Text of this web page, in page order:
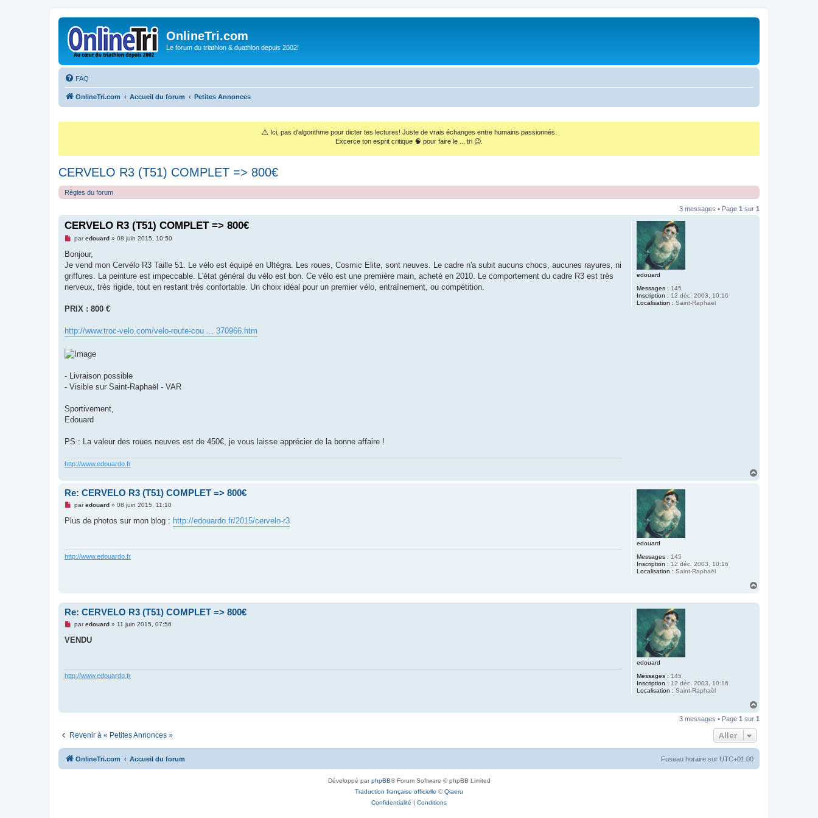
OnlineTri.com
Le forum du triathlon & duathlon depuis 2002!
FAQ
OnlineTri.com Accueil du forum Petites Annonces
⚠️ Ici, pas d'algorithme pour dicter tes lectures! Juste de vrais échanges entre humains passionnés.
Excerce ton esprit critique 🧠 pour faire le ... tri 😉.
CERVELO R3 (T51) COMPLET => 800€
Règles du forum
3 messages • Page 1 sur 1
edouard
Messages : 145
Inscription : 12 déc. 2003, 10:16
Localisation : Saint-Raphaël
CERVELO R3 (T51) COMPLET => 800€
M
s
a
g
n
l
paredouard» 08 juin 2015, 10:50
Bonjour,
Je vend mon Cervélo R3 Taille 51. Le vélo est équipé en Ultégra. Les roues, Cosmic Elite, sont neuves. Le cadre n'a subit aucuns chocs, aucunes rayures, ni
griffures. La peinture est impeccable. L'état général du vélo est bon. Ce vélo est une première main, acheté en 2010. Le comportement du cadre R3 est très
nerveux, très rigide, tout en restant très confortable. Un choix idéal pour un premier vélo, entraînement, ou compétition.
PRIX : 800 €
http://www.troc-velo.com/velo-route-cou ... 370966.htm
- Livraison possible
- Visible sur Saint-Raphaël - VAR
Sportivement,
Edouard
PS : La valeur des roues neuves est de 450€, je vous laisse apprécier de la bonne affaire !
http://www.edouardo.fr
edouard
Messages : 145
Inscription : 12 déc. 2003, 10:16
Localisation : Saint-Raphaël
Re: CERVELO R3 (T51) COMPLET => 800€
M
s
n
paredouard» 08 juin 2015, 11:10
Plus de photos sur mon blog : http://edouardo.fr/2015/cervelo-r3
http://www.edouardo.fr
edouard
Messages : 145
Inscription : 12 déc. 2003, 10:16
Localisation : Saint-Raphaël
Re: CERVELO R3 (T51) COMPLET => 800€
M
s
n
paredouard» 11 juin 2015, 07:56
VENDU
http://www.edouardo.fr
u
3 messages • Page 1 sur 1
Revenir à « Petites Annonces » Aller
OnlineTri.com Accueil du forum Fuseau horaire sur UTC+01:00
Développé parphpBB® Forum Software © phpBB Limited
Traduction française officielle ©Qiaeru
Confidentialité
Conditions